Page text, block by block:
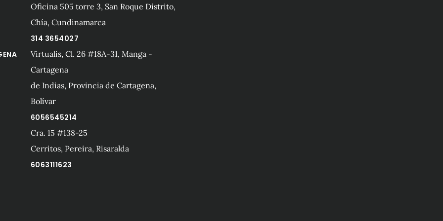
Oficina 505 torre 3, San Roque Distrito,
Chía, Cundinamarca
314 3654027
Virtualis, Cl. 26 #18A-31, Manga -
Cartagena
de Indias, Provincia de Cartagena,
Bolívar
6056545214
Cra. 15 #138-25
Cerritos, Pereira, Risaralda
6063111623